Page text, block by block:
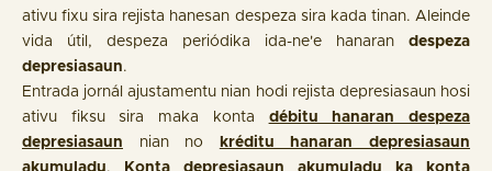
ativu fixu sira rejista hanesan despeza sira kada tinan. Aleinde
vida útil, despeza periódika ida-ne'e hanaran despeza
depresiasaun.
Entrada jornál ajustamentu nian hodi rejista depresiasaun hosi
ativu fiksu sira maka konta débitu hanaran despeza
depresiasaun nian no
kréditu hanaran depresiasaun
akumuladu.
Konta depresiasaun akumuladu ka konta